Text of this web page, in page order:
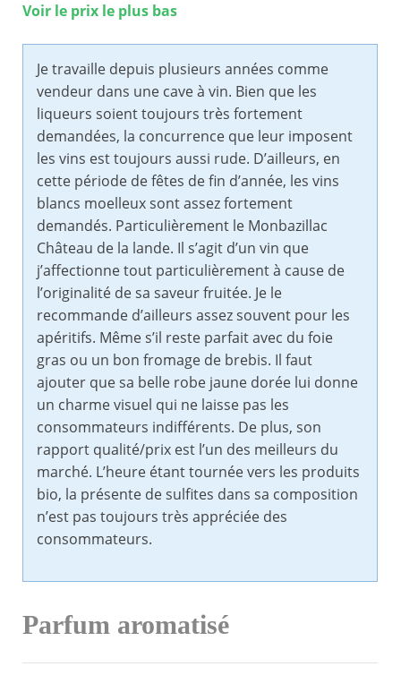
Voir le prix le plus bas
Je travaille depuis plusieurs années comme
vendeur dans une cave à vin. Bien que les
liqueurs soient toujours très fortement
demandées, la concurrence que leur imposent
les vins est toujours aussi rude. D’ailleurs, en
cette période de fêtes de fin d’année, les vins
blancs moelleux sont assez fortement
demandés. Particulièrement le Monbazillac
Château de la lande. Il s’agit d’un vin que
j’affectionne tout particulièrement à cause de
l’originalité de sa saveur fruitée. Je le
recommande d’ailleurs assez souvent pour les
apéritifs. Même s’il reste parfait avec du foie
gras ou un bon fromage de brebis. Il faut
ajouter que sa belle robe jaune dorée lui donne
un charme visuel qui ne laisse pas les
consommateurs indifférents. De plus, son
rapport qualité/prix est l’un des meilleurs du
marché. L’heure étant tournée vers les produits
bio, la présente de sulfites dans sa composition
n’est pas toujours très appréciée des
consommateurs.
Parfum aromatisé